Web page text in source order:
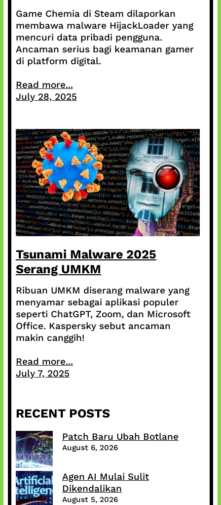
Game Chemia di Steam dilaporkan
membawa malware HijackLoader yang
mencuri data pribadi pengguna.
Ancaman serius bagi keamanan gamer
di platform digital.
Read more...
July 28, 2025
Tsunami Malware 2025
Serang UMKM
Ribuan UMKM diserang malware yang
menyamar sebagai aplikasi populer
seperti ChatGPT, Zoom, dan Microsoft
Office. Kaspersky sebut ancaman
makin canggih!
Read more...
July 7, 2025
RECENT POSTS
Patch Baru Ubah Botlane
August 6, 2026
Agen AI Mulai Sulit
Dikendalikan
August 5, 2026